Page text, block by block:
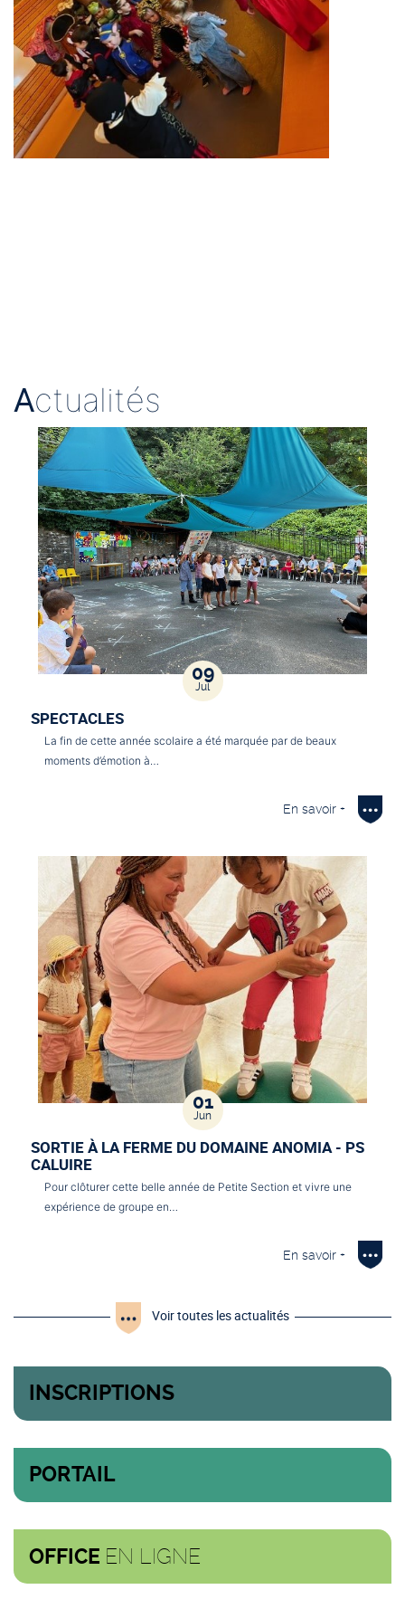
Actualités
09
Jul
SPECTACLES
La fin de cette année scolaire a été marquée par de beaux
moments d’émotion à…
En savoir +
01
Jun
SORTIE À LA FERME DU DOMAINE ANOMIA - PS
CALUIRE
Pour clôturer cette belle année de Petite Section et vivre une
expérience de groupe en…
En savoir +
Voir toutes les actualités
INSCRIPTIONS
PORTAIL
OFFICE EN LIGNE